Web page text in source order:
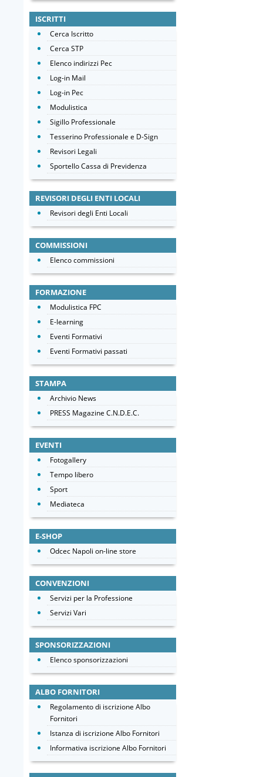
ISCRITTI
Cerca Iscritto
Cerca STP
Elenco indirizzi Pec
Log-in Mail
Log-in Pec
Modulistica
Sigillo Professionale
Tesserino Professionale e D-Sign
Revisori Legali
Sportello Cassa di Previdenza
REVISORI DEGLI ENTI LOCALI
Revisori degli Enti Locali
COMMISSIONI
Elenco commissioni
FORMAZIONE
Modulistica FPC
E-learning
Eventi Formativi
Eventi Formativi passati
STAMPA
Archivio News
PRESS Magazine C.N.D.E.C.
EVENTI
Fotogallery
Tempo libero
Sport
Mediateca
E-SHOP
Odcec Napoli on-line store
CONVENZIONI
Servizi per la Professione
Servizi Vari
SPONSORIZZAZIONI
Elenco sponsorizzazioni
ALBO FORNITORI
Regolamento di iscrizione Albo
Fornitori
Istanza di iscrizione Albo Fornitori
Informativa iscrizione Albo Fornitori